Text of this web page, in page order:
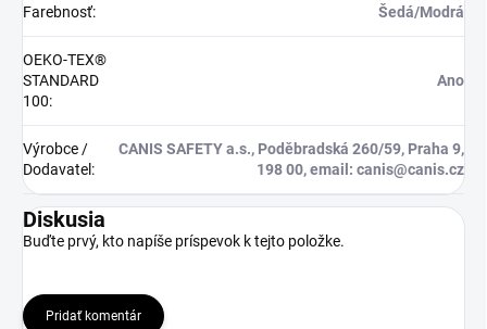
Farebnosť: Šedá/Modrá
OEKO-TEX®
STANDARD
100:
Ano
Výrobce /
Dodavatel :
CANIS SAFETY a.s., Poděbradská 260/59, Praha 9,
198 00, email: canis@canis.cz
Diskusia
Buďte prvý, kto napíše príspevok k tejto položke.
Pridať komentár